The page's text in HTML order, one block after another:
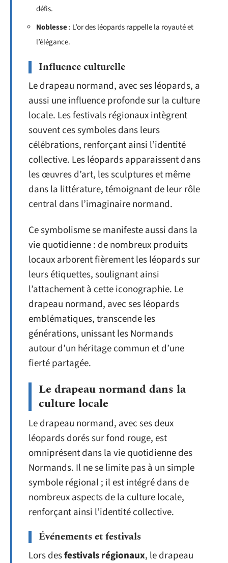
défis.
Noblesse: L’or des léopards rappelle la royauté et
l’élégance.
Influence culturelle
Le drapeau normand, avec ses léopards, a
aussi une influence profonde sur la culture
locale. Les festivals régionaux intègrent
souvent ces symboles dans leurs
célébrations, renforçant ainsi l’identité
collective. Les léopards apparaissent dans
les œuvres d’art, les sculptures et même
dans la littérature, témoignant de leur rôle
central dans l’imaginaire normand.
Ce symbolisme se manifeste aussi dans la
vie quotidienne : de nombreux produits
locaux arborent fièrement les léopards sur
leurs étiquettes, soulignant ainsi
l’attachement à cette iconographie. Le
drapeau normand, avec ses léopards
emblématiques, transcende les
générations, unissant les Normands
autour d’un héritage commun et d’une
fierté partagée.
Le drapeau normand dans la
culture locale
Le drapeau normand, avec ses deux
léopards dorés sur fond rouge, est
omniprésent dans la vie quotidienne des
Normands. Il ne se limite pas à un simple
symbole régional ; il est intégré dans de
nombreux aspects de la culture locale,
renforçant ainsi l’identité collective.
Événements et festivals
Lors desfestivals régionaux, le drapeau